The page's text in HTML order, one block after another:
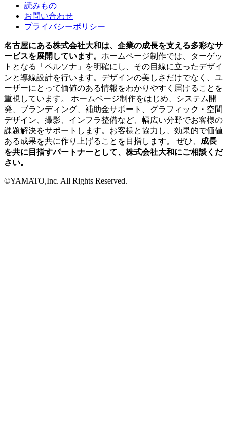
読みもの
お問い合わせ
プライバシーポリシー
名古屋にある株式会社大和は、企業の成長を支える多彩なサ
ービスを展開しています。 ホームページ制作では、ターゲッ
トとなる「ペルソナ」を明確にし、その目線に立ったデザイ
ンと導線設計を行います。デザインの美しさだけでなく、ユ
ーザーにとって価値のある情報をわかりやすく届けることを
重視しています。 ホームページ制作をはじめ、システム開
発、ブランディング、補助金サポート、グラフィック・空間
デザイン、撮影、インフラ整備など、幅広い分野でお客様の
課題解決をサポートします。お客様と協力し、効果的で価値
ある成果を共に作り上げることを目指します。 ぜひ、 成長
を共に目指すパートナーとして、株式会社大和にご相談くだ
さい。
©YAMATO,Inc. All Rights Reserved.